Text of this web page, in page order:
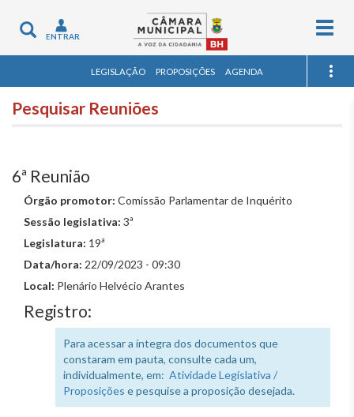
Toggle
navigation
ENTRAR
LEGISLAÇÃO PROPOSIÇÕES AGENDA
Pesquisar Reuniões
6ª Reunião
Órgão promotor: Comissão Parlamentar de Inquérito
Sessão legislativa: 3ª
Legislatura: 19ª
Data/hora: 22/09/2023 - 09:30
Local: Plenário Helvécio Arantes
Registro:
Para acessar a íntegra dos documentos que
constaram em pauta, consulte cada um,
individualmente, em: Atividade Legislativa /
Proposições e pesquise a proposição desejada.